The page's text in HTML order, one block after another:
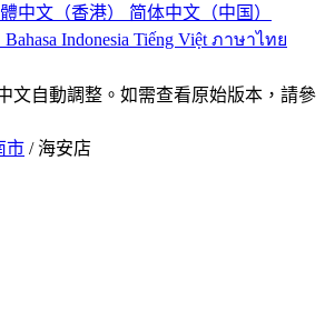
中文（香港） 简体中文（中国）
Bahasa Indonesia Tiếng Việt ภาษาไทย
文自動調整。如需查看原始版本，請參
市 / 海安店